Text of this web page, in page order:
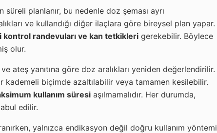
planlanır, bu nedenle doz şeması ayrı
ve kullandığı diğer ilaçlara göre bireysel plan yapar.
kontrol randevuları ve kan tetkikleri gerekebilir. Böylece
olur.
ateş yanıtına göre doz aralıkları yeniden değerlendirilir.
biçimde azaltılabilir veya tamamen kesilebilir.
kullanım süresi aşılmamalıdır. Her durumda,
edilir.
yalnızca endikasyon değil doğru kullanım yöntemi